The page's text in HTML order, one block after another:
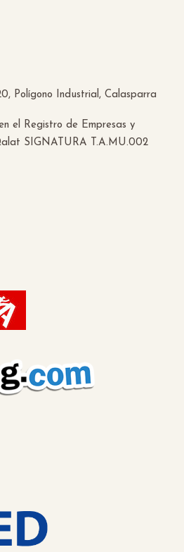
Polígono Industrial, Calasparra
el Registro de Empresas y
SIGNATURA T.A.MU.002